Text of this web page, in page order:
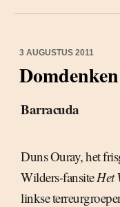
3 AUGUSTUS 2011
Domdenken
Barracuda
Duns Ouray, het
Wilders-fansiteHet
linkse